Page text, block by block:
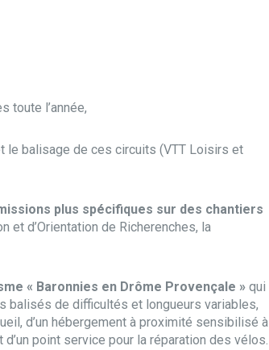
toute l’année,
le balisage de ces circuits (VTT Loisirs et
plus spécifiques sur des chantiers
et d’Orientation de Richerenches, la
« Baronnies en Drôme Provençale » qui
balisés de difficultés et longueurs variables,
d’un hébergement à proximité sensibilisé à
point service pour la réparation des vélos.